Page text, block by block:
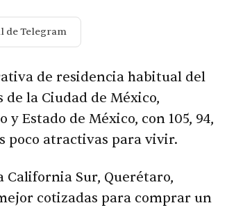
de Telegram
de residencia habitual del
la Ciudad de México,
Estado de México, con 105, 94,
poco atractivas para vivir.
California Sur, Querétaro,
cotizadas para comprar un